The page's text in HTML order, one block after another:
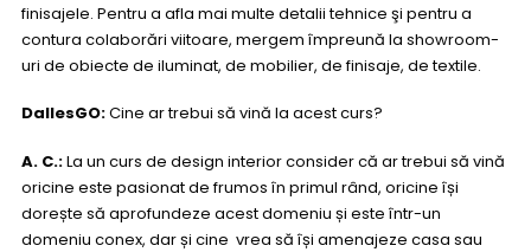
finisajele. Pentru a afla mai multe detalii tehnice şi pentru a
contura colaborări viitoare, mergem împreună la showroom-
uri de obiecte de iluminat, de mobilier, de finisaje, de textile.
DallesGO:Cine ar trebui să vină la acest curs?
A. C.:La un curs de design interior consider că ar trebui să vină
oricine este pasionat de frumos în primul rând, oricine își
dorește să aprofundeze acest domeniu și este într-un
domeniu conex, dar și cine vrea să își amenajeze casa sau